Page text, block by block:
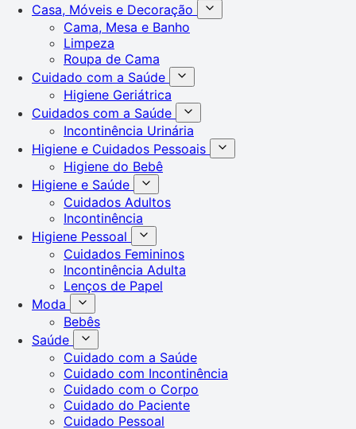
Casa, Móveis e Decoração
Cama, Mesa e Banho
Limpeza
Roupa de Cama
Cuidado com a Saúde
Higiene Geriátrica
Cuidados com a Saúde
Incontinência Urinária
Higiene e Cuidados Pessoais
Higiene do Bebê
Higiene e Saúde
Cuidados Adultos
Incontinência
Higiene Pessoal
Cuidados Femininos
Incontinência Adulta
Lenços de Papel
Moda
Bebês
Saúde
Cuidado com a Saúde
Cuidado com Incontinência
Cuidado com o Corpo
Cuidado do Paciente
Cuidado Pessoal